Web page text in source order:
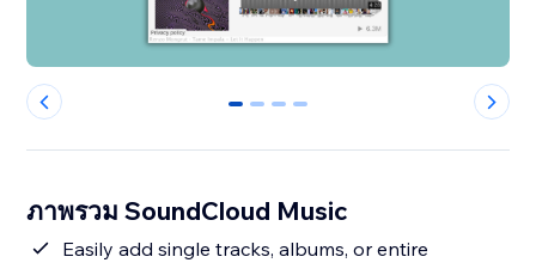
0 1 2 3
ภาพรวม SoundCloud Music
Easily add single tracks, albums, or entire